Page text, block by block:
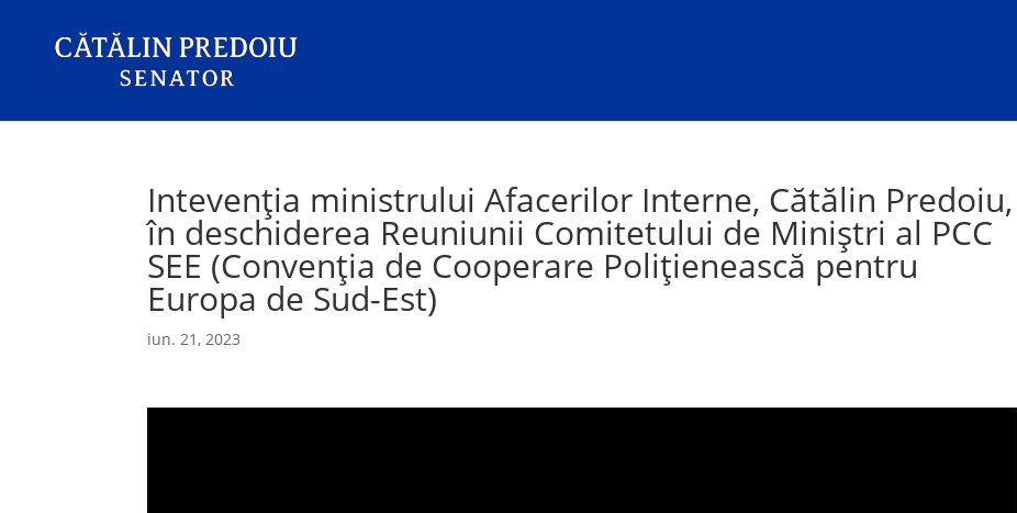
Intevenția ministrului Afacerilor Interne, Cătălin Predoiu,
în deschiderea Reuniunii Comitetului de Miniștri al PCC
SEE (Convenția de Cooperare Polițienească pentru
Europa de Sud-Est)
iun. 21, 2023